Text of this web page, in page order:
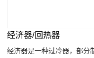
经济器/回热器
经济器是一种过冷器，部分